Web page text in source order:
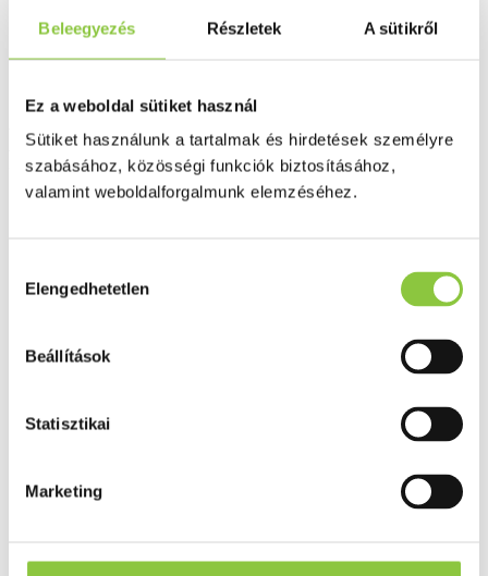
Beleegyezés Részletek A sütikről
Ez a weboldal sütiket használ
Sütiket használunk a tartalmak és hirdetések személyre
szabásához, közösségi funkciók biztosításához,
valamint weboldalforgalmunk elemzéséhez.
kiválasztása
Elengedhetetlen
Beállítások
Statisztikai
Marketing
Bioextra magne+C+B6
kapszula 60 db